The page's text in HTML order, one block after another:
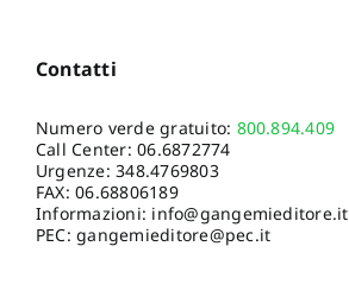
Contatti
Numero verde gratuito: 800.894.409
Call Center:06.6872774
Urgenze:348.4769803
FAX: 06.68806189
Informazioni: info@gangemieditore.it
PEC: gangemieditore@pec.it